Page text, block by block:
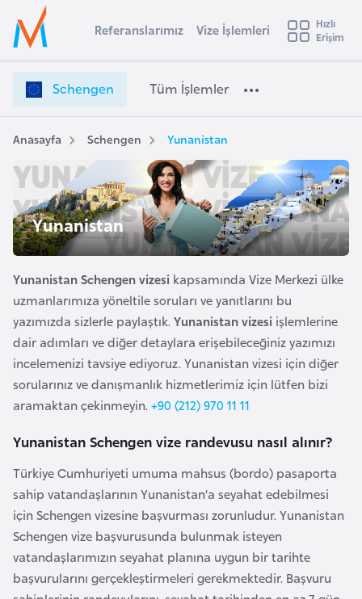
Ülke Seçimi
Başvuru yapmak istediğiniz ülkeyi seçin
Üye
Girişi
c
e
n
g
n
V
i
z
e
İ
ş
l
e
m
l
e
r
e
i
ş
i
Referanslarımız Vize İşlemleri
Hızlı
Erişim
Schengen Tüm İşlemler
Anasayfa Schengen Yunanistan
Yunanistan
Yunanistan Schengen vizesi kapsamında Vize Merkezi ülke
uzmanlarımıza yöneltile soruları ve yanıtlarını bu
yazımızda sizlerle paylaştık. Yunanistan vizesi işlemlerine
dair adımları ve diğer detaylara erişebileceğiniz yazımızı
incelemenizi tavsiye ediyoruz. Yunanistan vizesi için diğer
sorularınız ve danışmanlık hizmetlerimiz için lütfen bizi
aramaktan çekinmeyin. +90 (212) 970 11 11
Yunanistan Schengen vize randevusu nasıl alınır?
Türkiye Cumhuriyeti umuma mahsus (bordo) pasaporta
sahip vatandaşlarının Yunanistan’a seyahat edebilmesi
için Schengen vizesine başvurması zorunludur. Yunanistan
Schengen vize başvurusunda bulunmak isteyen
vatandaşlarımızın seyahat planına uygun bir tarihte
başvurularını gerçekleştirmeleri gerekmektedir. Başvuru
s
t
r
a
A
v
u
t
u
r
y
a
A
z
r
b
a
y
c
a